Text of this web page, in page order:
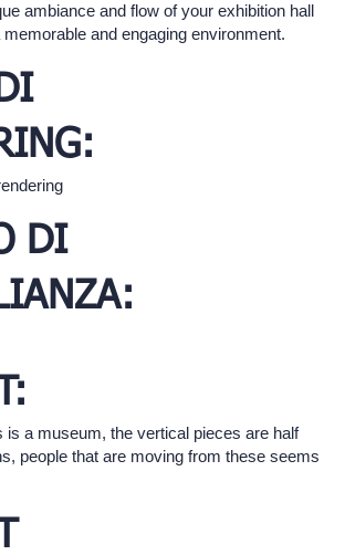
ambiance and flow of your exhibition hall
and engaging environment.
DI
is a museum, the vertical pieces are half
people that are moving from these seems